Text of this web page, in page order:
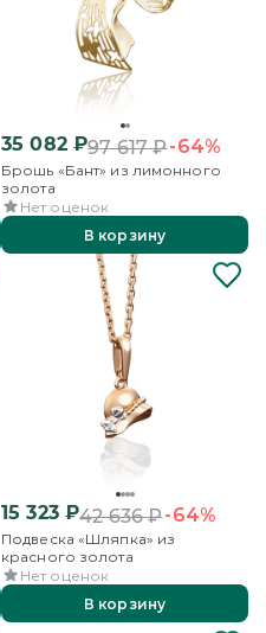
35 082₽97 617₽-64%
Брошь «Бант» из лимонного
золота
Нет оценок
В корзину
15 323₽42 636₽-64%
Подвеска «Шляпка» из
красного золота
Нет оценок
В корзину